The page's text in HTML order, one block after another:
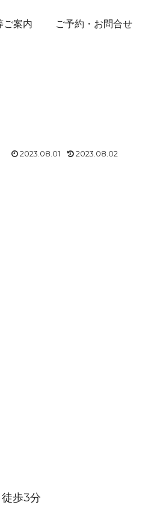
ご案内 ご予約・お問合せ
2023.08.01 2023.08.02
歩3分